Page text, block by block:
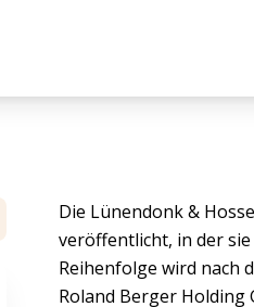
Die Lünendonk &
veröffentlicht, in der
Reihenfolge wird nach
Roland Berger Holding